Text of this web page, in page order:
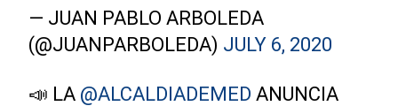
— JUAN PABLO ARBOLEDA
(@JUANPARBOLEDA) JULY 6, 2020
📣 LA @ALCALDIADEMED ANUNCIA